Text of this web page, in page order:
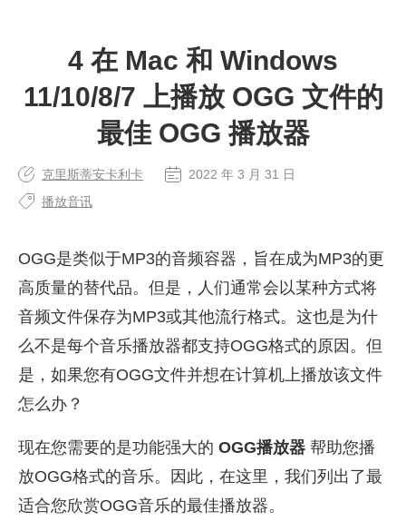
4 在 Mac 和 Windows
11/10/8/7 上播放 OGG 文件的
最佳 OGG 播放器
克里斯蒂安卡利卡
2022 年 3 月 31 日
播放音讯
OGG是类似于MP3的音频容器，旨在成为MP3的更
高质量的替代品。但是，人们通常会以某种方式将
音频文件保存为MP3或其他流行格式。这也是为什
么不是每个音乐播放器都支持OGG格式的原因。但
是，如果您有OGG文件并想在计算机上播放该文件
怎么办？
现在您需要的是功能强大的 OGG播放器 帮助您播
放OGG格式的音乐。因此，在这里，我们列出了最
适合您欣赏OGG音乐的最佳播放器。